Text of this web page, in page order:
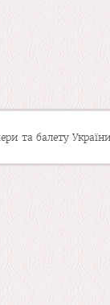
та балету